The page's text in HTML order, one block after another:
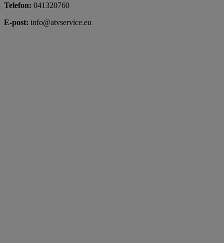
Telefon: 041320760
E-post: info@atvservice.eu